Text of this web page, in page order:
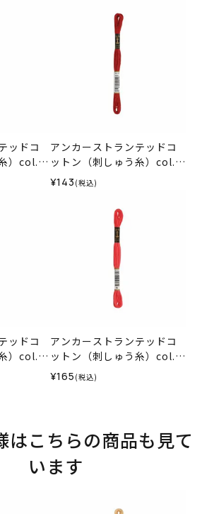
ッドコ
）col.1
アンカーストランテッドコ
ットン（刺しゅう糸）col.1
014
¥143 (税込)
ッドコ
）col.1
アンカーストランテッドコ
ットン（刺しゅう糸）col.0
035
¥165 (税込)
はこちらの商品も見て
います